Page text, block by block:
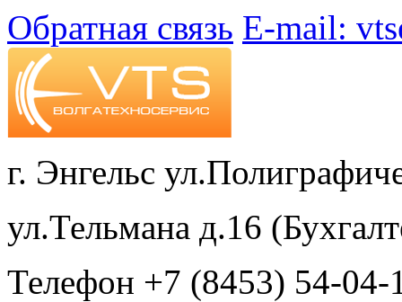
Обратная связь E-mail:
г. Энгельс
ул.Тельмана д.16
Телефон +7 (8453) 54-04-